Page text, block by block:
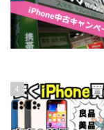
4